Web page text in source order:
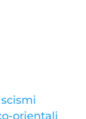
orientali